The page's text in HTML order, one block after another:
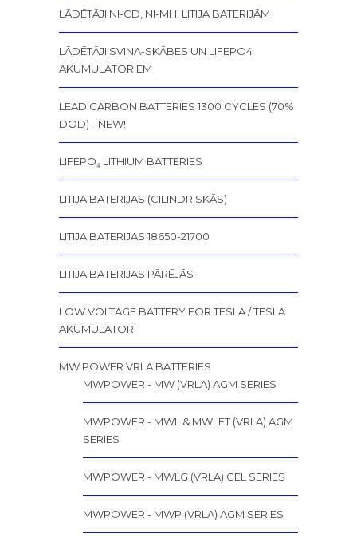
LĀDĒTĀJI NI-CD, NI-MH, LITIJA BATERIJĀM
LĀDĒTĀJI SVINA-SKĀBES UN LIFEPO4
AKUMULATORIEM
LEAD CARBON BATTERIES 1300 CYCLES (70%
DOD) - NEW!
LIFEPO₄ LITHIUM BATTERIES
LITIJA BATERIJAS (CILINDRISKĀS)
LITIJA BATERIJAS 18650-21700
LITIJA BATERIJAS PĀRĒJĀS
LOW VOLTAGE BATTERY FOR TESLA / TESLA
AKUMULATORI
MW POWER VRLA BATTERIES
MWPOWER - MW (VRLA) AGM SERIES
MWPOWER - MWL & MWLFT (VRLA) AGM
SERIES
MWPOWER - MWLG (VRLA) GEL SERIES
MWPOWER - MWP (VRLA) AGM SERIES